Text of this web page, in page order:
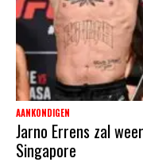
AANKONDIGEN
Jarno Errens zal
Singapore